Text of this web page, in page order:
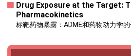
Drug Exposure at the Target:
Pharmacokinetics
标靶药物暴露：ADME和药物动力学的